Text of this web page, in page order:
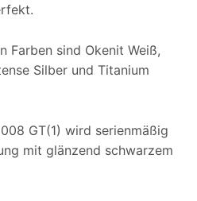
Farben sind Okenit Weiß,
Silber und Titanium
GT(1) wird serienmäßig
mit glänzend schwarzem